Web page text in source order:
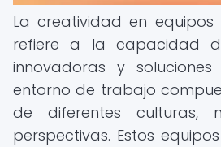
La creatividad en equipos
refiere a la capacidad
innovadoras y
entorno de trabajo
de diferentes culturas,
perspectivas. Estos